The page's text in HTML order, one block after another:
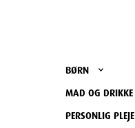
BØRN
MAD OG DRIKKE
PERSONLIG PLEJE